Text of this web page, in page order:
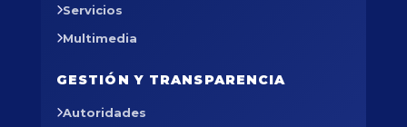
Servicios
Multimedia
GESTIÓN Y TRANSPARENCIA
Autoridades